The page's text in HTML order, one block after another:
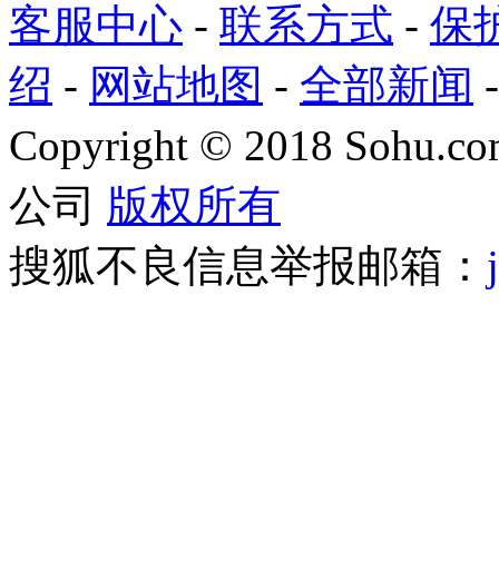
客服中心 - 联系方式 - 保
绍 - 网站地图 - 全部新闻
Copyright © 2018
公司 版权所有
搜狐不良信息举报邮箱：